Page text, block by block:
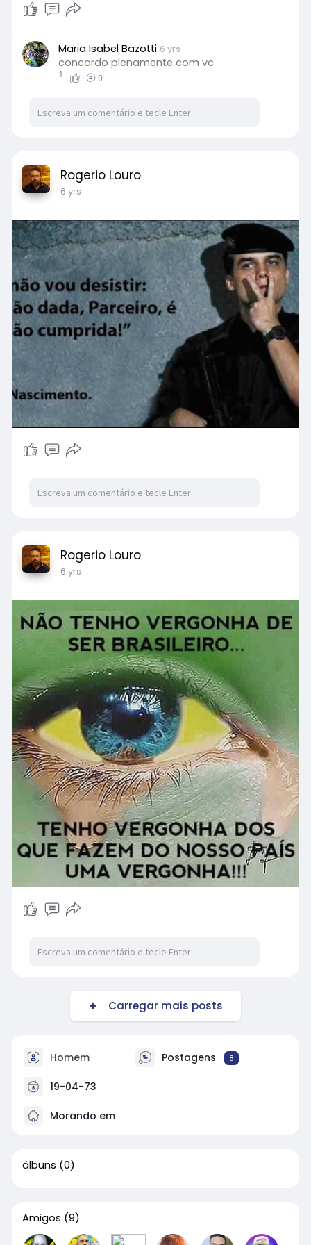
Maria Isabel Bazotti 6 yrs
concordo plenamente com vc
1 · 0
Rogerio Louro
6 yrs
Rogerio Louro
6 yrs
Carregar mais posts
Homem Postagens 8
19-04-73
Morando em
álbuns (0)
Amigos (9)